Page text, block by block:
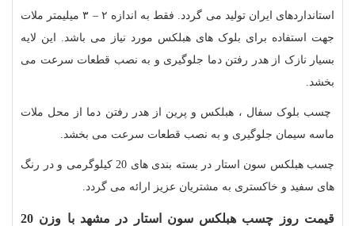
استانداردهای ایران تولید می گردد. فقط به اندازه ۲ – ۳ میلیمتر ملات
جهت استفاده برای بلوک های هبلکس مورد نیاز می باشد. این لایه
بسیار نازک از هدر رفتن دما جلوگیری و به نصب قطعات سرعت می
بخشد.
چسب بلوک سفال ، هبلکس و پرین از هدر رفتن دما از محل ملات
ماسه سیمان جلوگیری و به نصب قطعات سرعت می بخشد.
چسب هبلکس سون استار در بسته بندی های 20 کیلوگرمی و در رنگ
های سفید و خاکستری به مشتریان عزیز ارائه می گردد.
قیمت روز چسب هبلکس سون استار در مشهد با وزن 20